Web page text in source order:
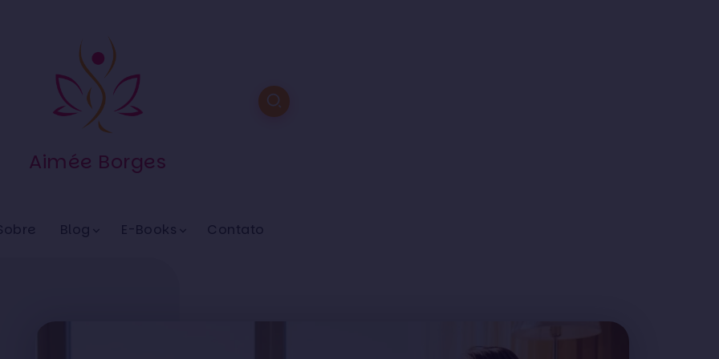
Aimée Borges
Blog E-Books Contato